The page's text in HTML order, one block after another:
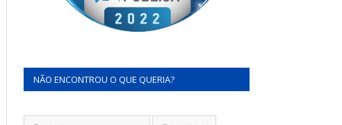
NÃO ENCONTROU O QUE QUERIA?